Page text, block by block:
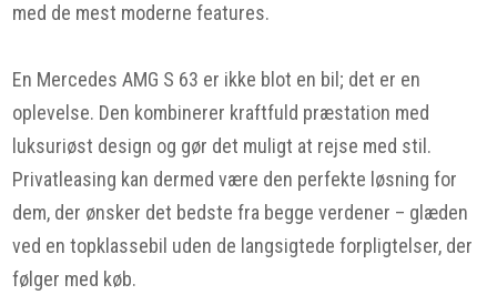
med de mest moderne features.
En Mercedes AMG S 63 er ikke blot en bil; det er en
oplevelse. Den kombinerer kraftfuld præstation med
luksuriøst design og gør det muligt at rejse med stil.
Privatleasing kan dermed være den perfekte løsning for
dem, der ønsker det bedste fra begge verdener – glæden
ved en topklassebil uden de langsigtede forpligtelser, der
følger med køb.